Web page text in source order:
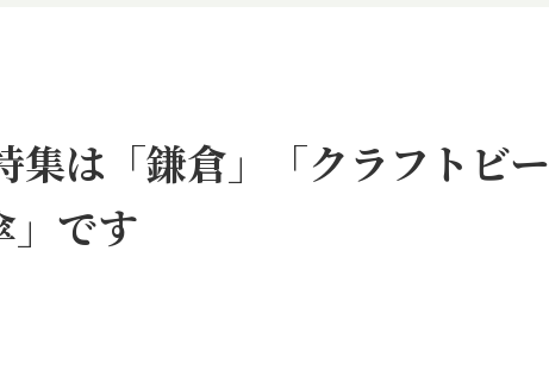
集は「鎌倉」「クラフトビー
」です